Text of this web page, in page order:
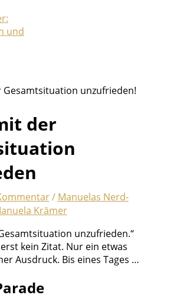
der
/ Manuelas Nerd-
Krämer
unzufrieden.“
kein Zitat. Nur ein etwas
Ausdruck. Bis eines Tages …